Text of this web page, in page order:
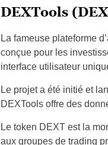
DEXTools
La fameuse plateforme
conçue pour les
interface utilisateur
Le projet a été initié et
DEXTools offre des
Le token DEXT est la
aux groupes de trading